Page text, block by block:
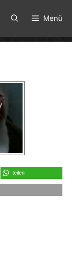
Menü
teilen